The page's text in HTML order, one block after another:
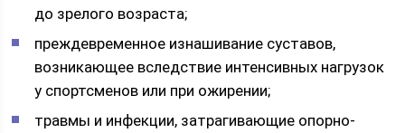
до зрелого возраста;
преждевременное изнашивание суставов,
возникающее вследствие интенсивных нагрузок
у спортсменов или при ожирении;
травмы и инфекции, затрагивающие опорно-